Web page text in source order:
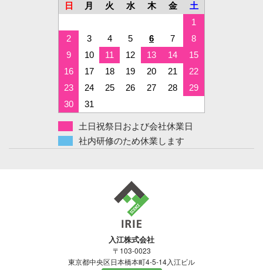
日
月 火 水 木 金
土
1
2
3 4 5 6 7
8
9
10 11 12 13 14
15
16
17 18 19 20 21
22
23
24 25 26 27 28
29
30
31
土日祝祭日および会社休業日
社内研修のため休業します
入江株式会社
〒103-0023
東京都中央区日本橋本町4-5-14入江ビル